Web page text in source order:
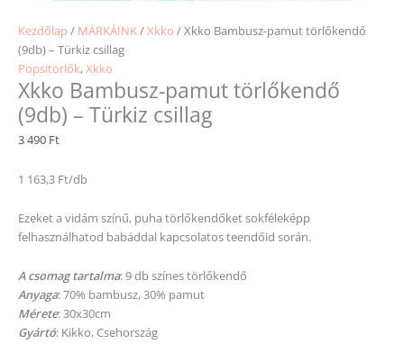
Kezdőlap / MÁRKÁINK/Xkko / Xkko Bambusz-pamut törlőkendő
(9db) – Türkiz csillag
Popsitörlők,Xkko
Xkko Bambusz-pamut törlőkendő
(9db) – Türkiz csillag
3 490 Ft
1 163,3 Ft/db
Ezeket a vidám színű, puha törlőkendőket sokféleképp
felhasználhatod babáddal kapcsolatos teendőid során.
A csomag tartalma: 9 db színes törlőkendő
Anyaga: 70% bambusz, 30% pamut
Mérete: 30x30cm
Gyártó: Kikko, Csehország